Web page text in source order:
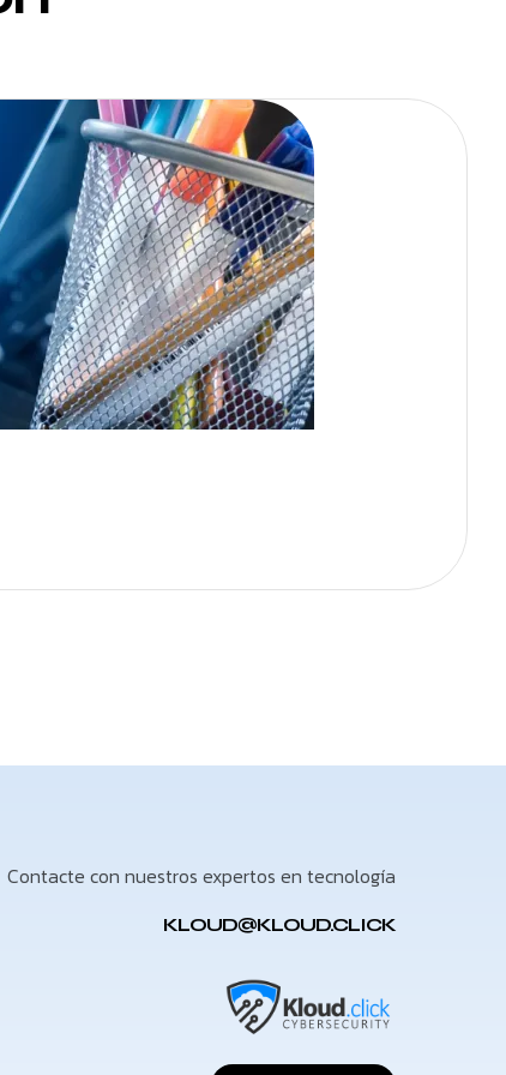
Contacte con nuestros expertos en tecnología
KLOUD@KLOUD.CLICK